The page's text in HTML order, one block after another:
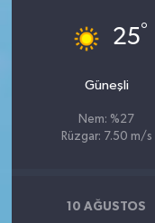
25°
Güneşli
Nem: %27
Rüzgar: 7.50 m/s
10 AĞUSTOS